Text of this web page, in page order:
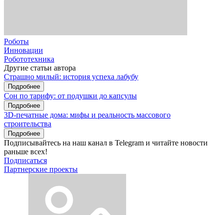
Роботы
Инновации
Робототехника
Другие статьи автора
Страшно милый: история успеха лабубу
Подробнее
Сон по тарифу: от подушки до капсулы
Подробнее
3D-печатные дома: мифы и реальность массового
строительства
Подробнее
Подписывайтесь на наш канал в Telegram и читайте новости
раньше всех!
Подписаться
Партнерские проекты